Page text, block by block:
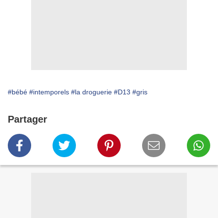
#bébé #intemporels #la droguerie #D13 #gris
Partager